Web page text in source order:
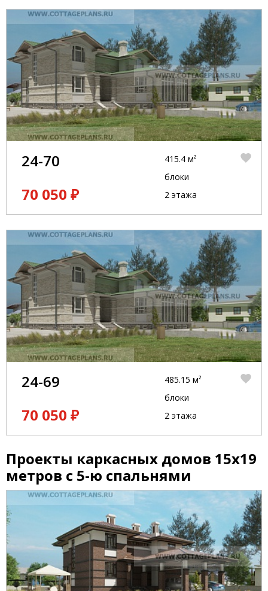
24-70
70 050 ₽
415.4 м²
блоки
2 этажа
24-69
70 050 ₽
485.15 м²
блоки
2 этажа
Проекты каркасных домов 15x19
метров с 5-ю спальнями